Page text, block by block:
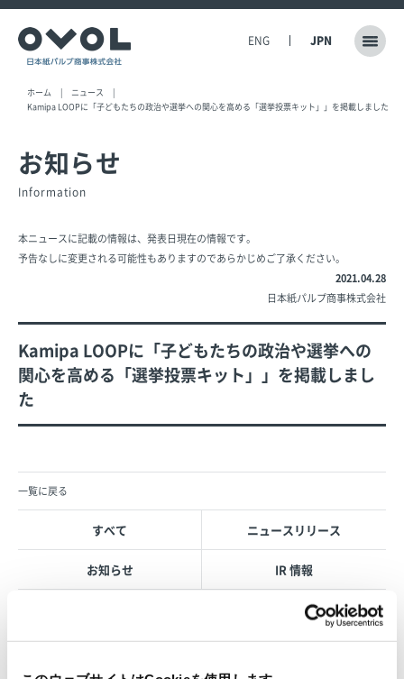
ENG JPN
ホーム
ニュース
Kamipa LOOPに「子どもたちの政治や選挙への関心を高める「選挙投票キット」」を掲載しました
お知らせ
Information
本ニュースに記載の情報は、発表日現在の情報です。
予告なしに変更される可能性もありますのであらかじめご了承ください。
2021.04.28
日本紙パルプ商事株式会社
Kamipa LOOPに「子どもたちの政治や選挙への
関心を高める「選挙投票キット」」を掲載しまし
た
一覧に戻る
すべて ニュースリリース
お知らせ IR 情報